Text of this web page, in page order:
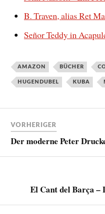
B. Traven, alias Ret
Señor Teddy in
AMAZON BÜCHER
HUGENDUBEL KUBA
VORHERIGER
Der moderne Peter
El Cant del Barça –